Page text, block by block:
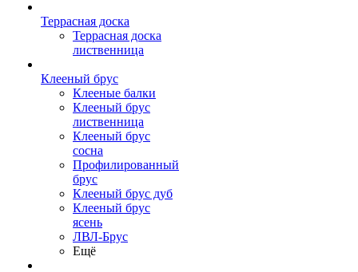
Террасная доска
Террасная доска
лиственница
Клееный брус
Клееные балки
Клееный брус
лиственница
Клееный брус
сосна
Профилированный
брус
Клееный брус дуб
Клееный брус
ясень
ЛВЛ-Брус
Ещё